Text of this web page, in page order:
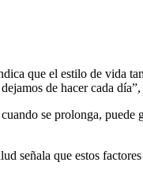
que el estilo de vida
de hacer cada
se prolonga,
que estos